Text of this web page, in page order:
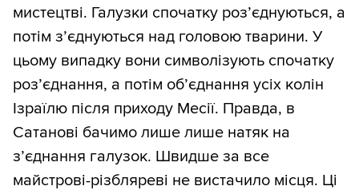
мистецтві. Галузки спочатку роз’єднуються, а
потім з’єднуються над головою тварини. У
цьому випадку вони символізують спочатку
роз’єднання, а потім об’єднання усіх колін
Ізраїлю після приходу Месії. Правда, в
Сатанові бачимо лише лише натяк на
з’єднання галузок. Швидше за все
майстрові-різбляреві не вистачило місця. Ці